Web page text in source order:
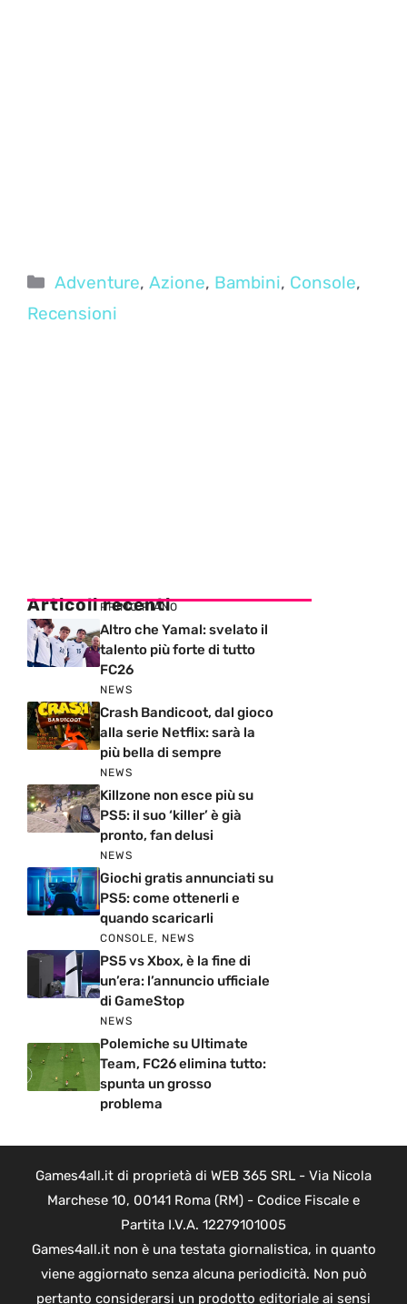
Categorie
Adventure,Azione, Bambini, Console,
Recensioni
Articoli recenti
PRIMO PIANO
Altro che Yamal: svelato il
talento più forte di tutto
FC26
NEWS
Crash Bandicoot, dal gioco
alla serie Netflix: sarà la
più bella di sempre
NEWS
Killzone non esce più su
PS5: il suo ‘killer’ è già
pronto, fan delusi
NEWS
Giochi gratis annunciati su
PS5: come ottenerli e
quando scaricarli
CONSOLE, NEWS
PS5 vs Xbox, è la fine di
un’era: l’annuncio ufficiale
di GameStop
NEWS
Polemiche su Ultimate
Team, FC26 elimina tutto:
spunta un grosso
problema
Games4all.it di proprietà di WEB 365 SRL - Via Nicola
Marchese 10, 00141 Roma (RM) - Codice Fiscale e
Partita I.V.A. 12279101005
Games4all.it non è una testata giornalistica, in quanto
viene aggiornato senza alcuna periodicità. Non può
pertanto considerarsi un prodotto editoriale ai sensi